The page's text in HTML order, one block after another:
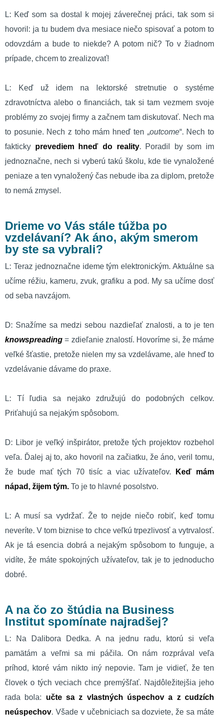
L: Keď som sa dostal k mojej záverečnej práci, tak som si
hovoril: ja tu budem dva mesiace niečo spisovať a potom to
odovzdám a bude to niekde? A potom nič? To v žiadnom
prípade, chcem to zrealizovať!
L: Keď už idem na lektorské stretnutie o systéme
zdravotníctva alebo o financiách, tak si tam vezmem svoje
problémy zo svojej firmy a začnem tam diskutovať. Nech ma
to posunie. Nech z toho mám hneď ten „outcome“. Nech to
fakticky prevediem hneď do reality. Poradil by som im
jednoznačne, nech si vyberú takú školu, kde tie vynaložené
peniaze a ten vynaložený čas nebude iba za diplom, pretože
to nemá zmysel.
Drieme vo Vás stále túžba po
vzdelávaní? Ak áno, akým smerom
by ste sa vybrali?
L: Teraz jednoznačne ideme tým elektronickým. Aktuálne sa
učíme réžiu, kameru, zvuk, grafiku a pod. My sa učíme dosť
od seba navzájom.
D: Snažíme sa medzi sebou nazdieľať znalosti, a to je ten
knowspreading = zdieľanie znalostí. Hovoríme si, že máme
veľké šťastie, pretože nielen my sa vzdelávame, ale hneď to
vzdelávanie dávame do praxe.
L: Tí ľudia sa nejako združujú do podobných celkov.
Priťahujú sa nejakým spôsobom.
D: Libor je veľký inšpirátor, pretože tých projektov rozbehol
veľa. Ďalej aj to, ako hovoril na začiatku, že áno, veril tomu,
že bude mať tých 70 tisíc a viac užívateľov.
Keď mám
nápad, žijem tým. To je to hlavné posolstvo.
L: A musí sa vydržať. Že to nejde niečo robiť, keď tomu
neveríte. V tom biznise to chce veľkú trpezlivosť a vytrvalosť.
Ak je tá esencia dobrá a nejakým spôsobom to funguje, a
vidíte, že máte spokojných užívateľov, tak je to jednoducho
dobré.
A na čo zo štúdia na Business
Institut spomínate najradšej?
L: Na Dalibora Dedka. A na jednu radu, ktorú si veľa
pamätám a veľmi sa mi páčila. On nám rozprával veľa
príhod, ktoré vám nikto iný nepovie. Tam je vidieť, že ten
človek o tých veciach chce premýšľať. Najdôležitejšia jeho
rada bola: učte sa z vlastných úspechov a z cudzích
neúspechov. Všade v učebniciach sa dozviete, že sa máte